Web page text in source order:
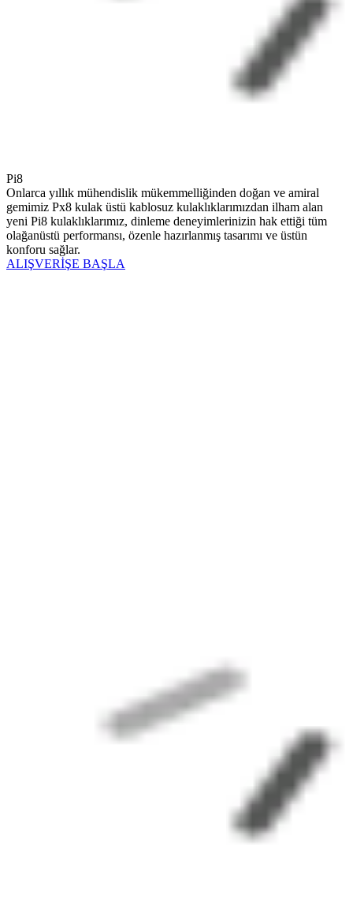
Pi8
Onlarca yıllık mühendislik mükemmelliğinden doğan ve amiral
gemimiz Px8 kulak üstü kablosuz kulaklıklarımızdan ilham alan
yeni Pi8 kulaklıklarımız, dinleme deneyimlerinizin hak ettiği tüm
olağanüstü performansı, özenle hazırlanmış tasarımı ve üstün
konforu sağlar.
ALIŞVERİŞE BAŞLA